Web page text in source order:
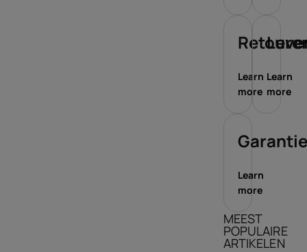
Learn
more
Learn
more
Learn
more
MEEST
POPULAIRE
ARTIKELEN